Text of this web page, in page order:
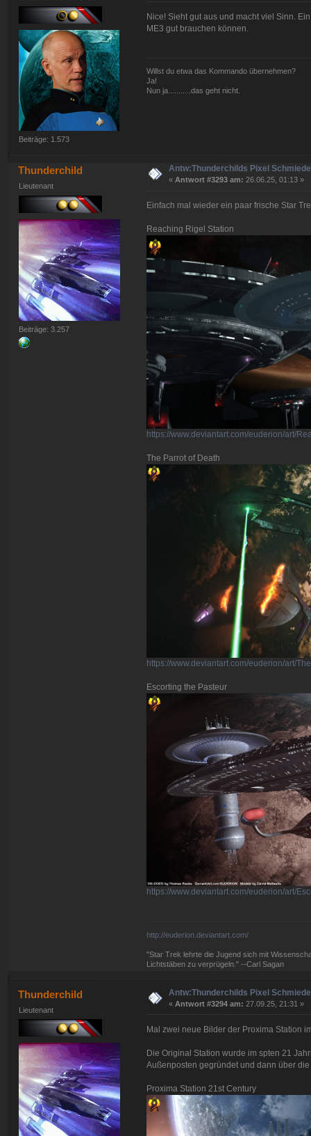
Beiträge: 1.573
Nice! Sieht gut aus und macht viel Sinn.
ME3 gut brauchen können.
Willst du etwa das Kommando übernehmen?
Ja!
Nun ja...........das geht nicht.
Thunderchild
Lieutenant
Beiträge: 3.257
Antw:Thunderchilds Pixel Schmiede
«Antwort #3293 am: 26.06.25, 01:13 »
Einfach mal wieder ein paar frische Star
Reaching Rigel Station
https://www.deviantart.com/euderion/art/
The Parrot of Death
https://www.deviantart.com/euderion/art/
Escorting the Pasteur
https://www.deviantart.com/euderion/art/
http://euderion.deviantart.com/
"Star Trek lehrte die Jugend sich mit
Lichtstäben zu verprügeln." --Carl Sagan
Thunderchild
Lieutenant
Antw:Thunderchilds Pixel Schmiede
« Antwort #3294 am: 27.09.25, 21:31 »
Mal zwei neue Bilder der Proxima Station
Die Original Station wurde im spten 21
Außenposten gegründet und dann über
Proxima Station 21st Century